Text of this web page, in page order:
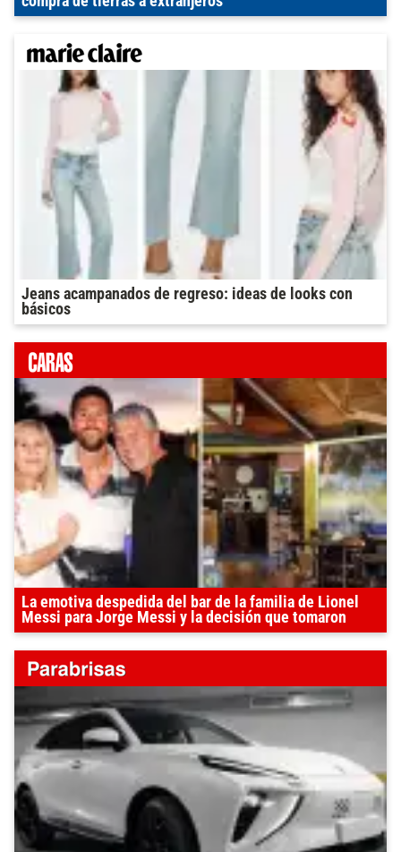
Jeans acampanados de regreso: ideas de looks con
básicos
La emotiva despedida del bar de la familia de Lionel
Messi para Jorge Messi y la decisión que tomaron